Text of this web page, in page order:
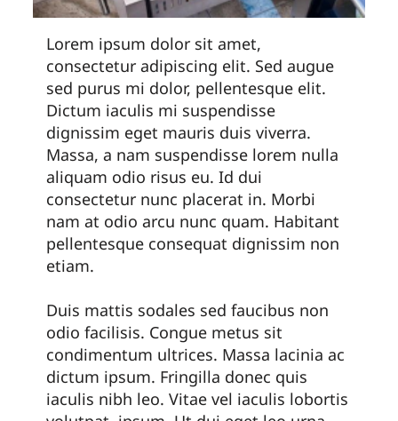
Lorem ipsum dolor sit amet,
consectetur adipiscing elit. Sed augue
sed purus mi dolor, pellentesque elit.
Dictum iaculis mi suspendisse
dignissim eget mauris duis viverra.
Massa, a nam suspendisse lorem nulla
aliquam odio risus eu. Id dui
consectetur nunc placerat in. Morbi
nam at odio arcu nunc quam. Habitant
pellentesque consequat dignissim non
etiam.
Duis mattis sodales sed faucibus non
odio facilisis. Congue metus sit
condimentum ultrices. Massa lacinia ac
dictum ipsum. Fringilla donec quis
iaculis nibh leo. Vitae vel iaculis lobortis